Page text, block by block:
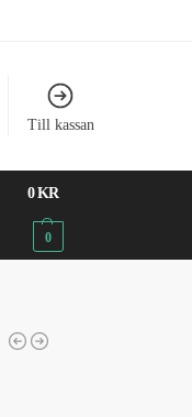
Till kassan
0KR
0